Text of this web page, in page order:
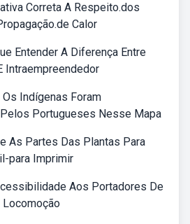
Correta A Respeito.dos
Calor
Entender A Diferença Entre
Intraempreendedor
Indígenas Foram
Portugueses Nesse Mapa
As Partes Das Plantas Para
para Imprimir
Aos Portadores De